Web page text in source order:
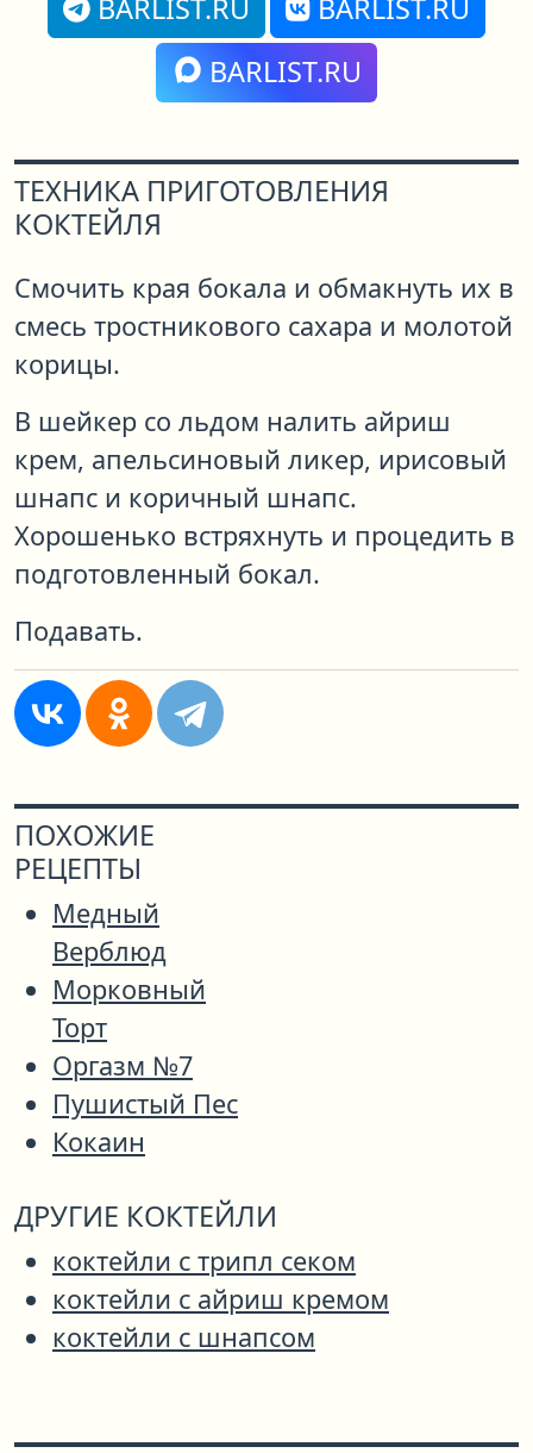
BARLIST.RU
BARLIST.RU
BARLIST.RU
ТЕХНИКА ПРИГОТОВЛЕНИЯ
КОКТЕЙЛЯ
Смочить края бокала и обмакнуть их в
смесь тростникового сахара и молотой
корицы.
В шейкер со льдом налить айриш
крем, апельсиновый ликер, ирисовый
шнапс и коричный шнапс.
Хорошенько встряхнуть и процедить в
подготовленный бокал.
Подавать.
ПОХОЖИЕ
РЕЦЕПТЫ
Медный
Верблюд
Морковный
Торт
Оргазм №7
Пушистый Пес
Кокаин
ДРУГИЕ КОКТЕЙЛИ
коктейли с трипл секом
коктейли с айриш кремом
коктейли с шнапсом